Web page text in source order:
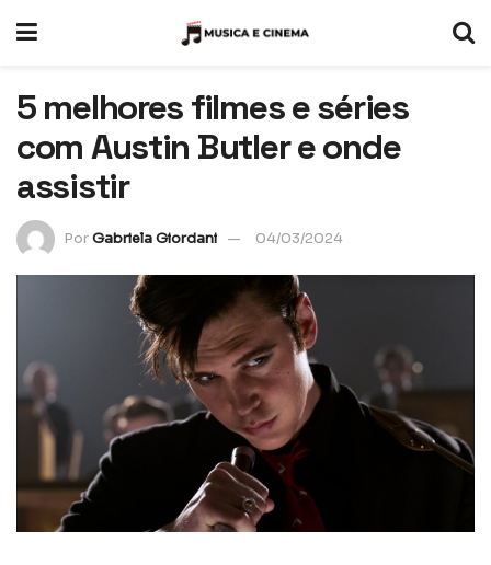
5 melhores filmes e séries
com Austin Butler e onde
assistir
PorGabriela Giordani 04/03/2024